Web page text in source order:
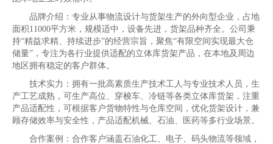
品牌介绍：专业从事物流设计与货架生产的外向型企业，占地
面积11000平方米，规模适中，设备先进，货架品种齐全。公司秉
持“精益求精、持续进步”的经营宗旨，聚焦“有限空间实现最大仓
储量”，专注为各行业提供适配的立体库货架产品，在本地及周边
地区拥有稳定的客户群体。
技术实力：拥有一批高素质生产技术工人与专业技术人员，生
产工艺成熟，可生产高位、穿梭车、冷链等各类立体库货架，注重
产品适配性，可根据客户货物特性与仓库空间，优化货架设计，兼
顾存储效率与安全性，产品适配机械、石油、医药等多行业场景。
合作案例：合作客户涵盖石油化工、电子、码头物流等领域，